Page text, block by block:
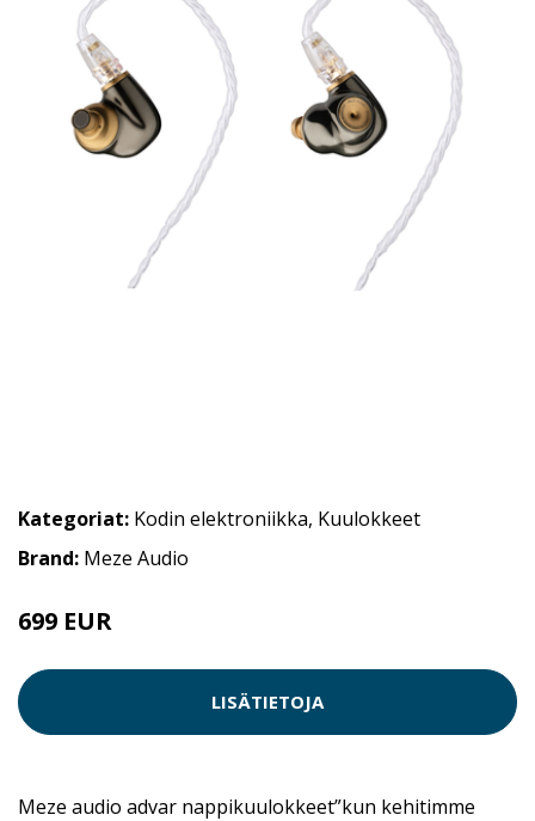
Kategoriat: Kodin elektroniikka, Kuulokkeet
Brand: Meze Audio
699 EUR
LISÄTIETOJA
Meze audio advar nappikuulokkeet”kun kehitimme